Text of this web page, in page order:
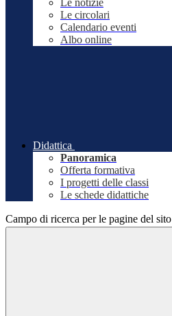
Le notizie
Le circolari
Calendario eventi
Albo online
Didattica
Panoramica
Offerta formativa
I progetti delle classi
Le schede didattiche
Campo di ricerca per le pagine del sito